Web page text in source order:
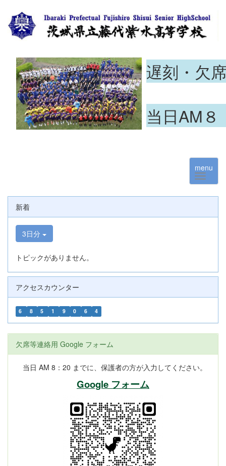
遅刻・欠
当日AM
menu
新着
3日分
トピックがありません。
アクセスカウンター
6 8 5 1 9 0 6 4
欠席等連絡用 Google フォーム
当日 AM 8：20 までに、保護者の方が入力してください。
Google フォーム